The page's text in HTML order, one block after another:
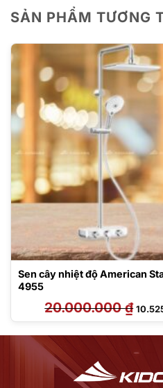
SẢN PHẨM TƯƠNG
Sen cây nhiệt độ American
4955
20.000.000₫ Giá
gốc
là: